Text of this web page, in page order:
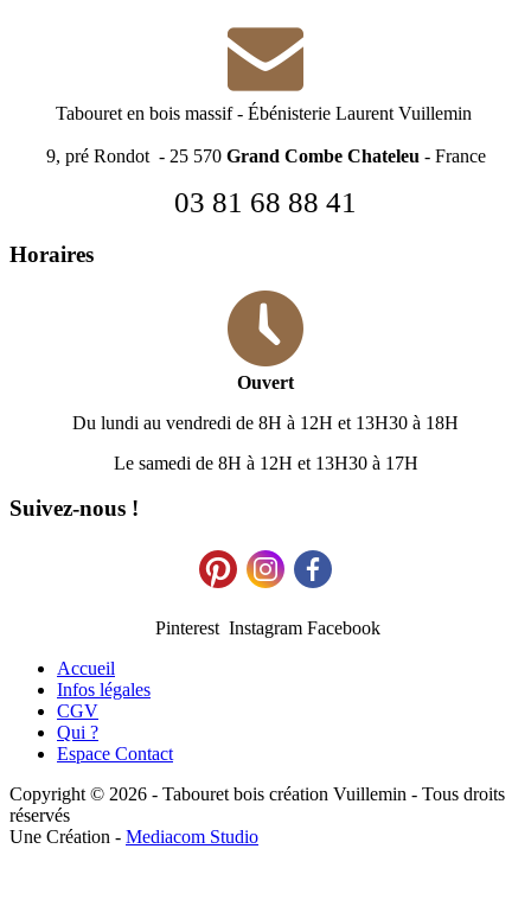
Tabouret en bois massif- Ébénisterie Laurent Vuillemin
9, pré Rondot - 25 570 Grand Combe Chateleu - France
03 81 68 88 41
Horaires
Ouvert
Du lundi au vendredi de 8H à 12H et 13H30 à 18H
Le samedi de 8H à 12H et 13H30 à 17H
Suivez-nous !
Pinterest Instagram Facebook
Accueil
Infos légales
CGV
Qui ?
Espace Contact
Copyright © 2026 - Tabouret bois création Vuillemin - Tous droits
réservés
Une Création - Mediacom Studio